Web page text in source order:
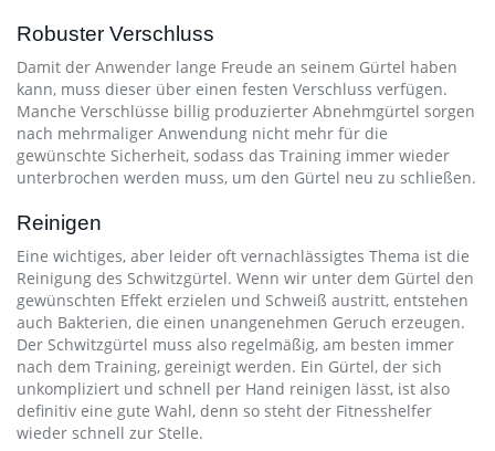
Robuster Verschluss
Damit der Anwender lange Freude an seinem Gürtel haben
kann, muss dieser über einen festen Verschluss verfügen.
Manche Verschlüsse billig produzierter Abnehmgürtel sorgen
nach mehrmaliger Anwendung nicht mehr für die
gewünschte Sicherheit, sodass das Training immer wieder
unterbrochen werden muss, um den Gürtel neu zu schließen.
Reinigen
Eine wichtiges, aber leider oft vernachlässigtes Thema ist die
Reinigung des Schwitzgürtel. Wenn wir unter dem Gürtel den
gewünschten Effekt erzielen und Schweiß austritt, entstehen
auch Bakterien, die einen unangenehmen Geruch erzeugen.
Der Schwitzgürtel muss also regelmäßig, am besten immer
nach dem Training, gereinigt werden. Ein Gürtel, der sich
unkompliziert und schnell per Hand reinigen lässt, ist also
definitiv eine gute Wahl, denn so steht der Fitnesshelfer
wieder schnell zur Stelle.